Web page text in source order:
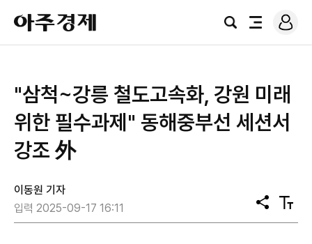
아
주
경
검
전
로
그
"삼척~강릉 철도고속화, 강원 미래
위한 필수과제" 동해중부선 세션서
강조 外
이동원 기자
입력 2025-09-17 16:11
공
유
텍
스